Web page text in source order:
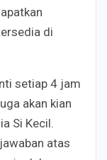
di
setiap 4 jam
akan kian
Si Kecil.
atas